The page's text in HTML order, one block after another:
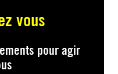
vous
pour agir